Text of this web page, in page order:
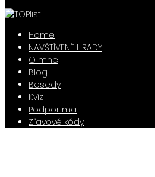
Home
NAVŠTÍVENÉ HRADY
O mne
Blog
Besedy
Kvíz
Podpor ma
Zľavové kódy